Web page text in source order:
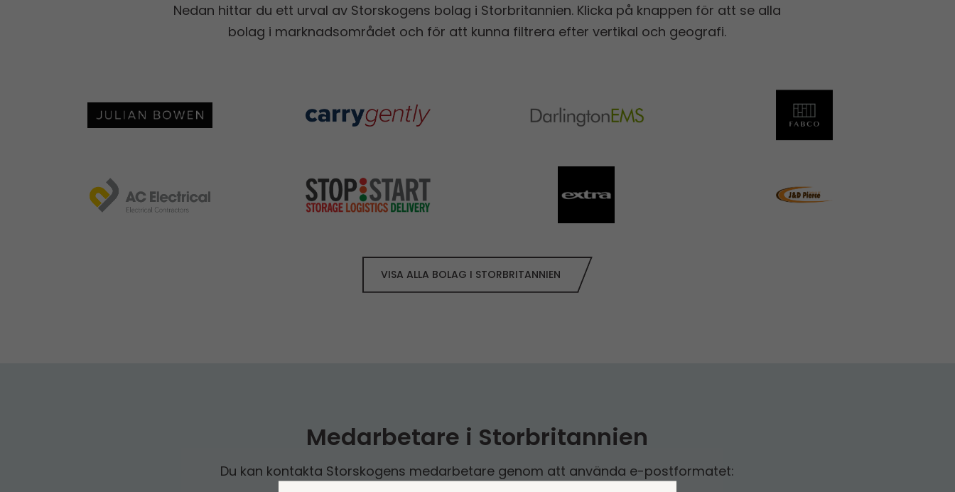
Nedan hittar du ett urval av Storskogen­­s bolag i Storbritannien. Klicka på knappen för att se alla
bolag i marknadsområdet och för att kunna filtrera efter vertikal och geografi.
VISA ALLA BOLAG I STORBRITANNIEN
Medarbetare i Storbritannien
Du kan kontakta Storskogen­s medarbetare genom att använda e-postformatet: